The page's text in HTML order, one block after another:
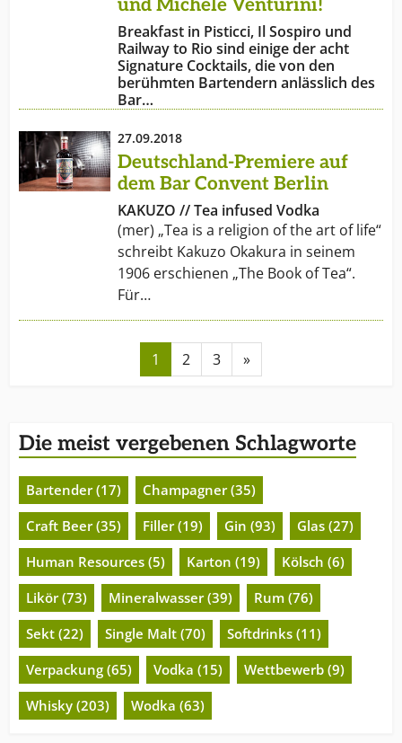
und Michele Venturini!
Breakfast in Pisticci, Il Sospiro und
Railway to Rio sind einige der acht
Signature Cocktails, die von den
berühmten Bartendern anlässlich des
Bar…
27.09.2018
Deutschland-Premiere auf
dem Bar Convent Berlin
KAKUZO // Tea infused Vodka
(mer) „Tea is a religion of the art of life“
schreibt Kakuzo Okakura in seinem
1906 erschienen „The Book of Tea“.
Für…
1 2 3 »
Die meist vergebenen Schlagworte
Bartender (17)
Champagner (35)
Craft Beer (35)
Filler (19) Gin (93)
Glas (27)
Human Resources (5)
Karton (19)
Kölsch (6)
Likör (73)
Mineralwasser (39)
Rum (76)
Sekt (22)
Single Malt (70)
Softdrinks (11)
Verpackung (65)
Vodka (15)
Wettbewerb (9)
Whisky (203)
Wodka (63)